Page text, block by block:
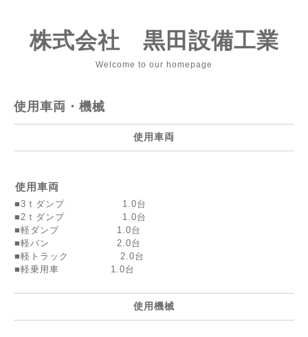
株式会社 黒田設備工業
Welcome to our homepage
使用車両・機械
使用車両
使用車両
■3ｔダンプ 1.0台
■2ｔダンプ 1.0台
■軽ダンプ 1.0台
■軽バン 2.0台
■軽トラック 2.0台
■軽乗用車 1.0台
使用機械